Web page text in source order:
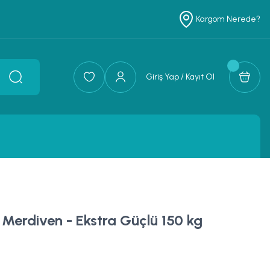
Kargom Nerede?
Giriş Yap / Kayıt Ol
- Ekstra Güçlü 150 kg